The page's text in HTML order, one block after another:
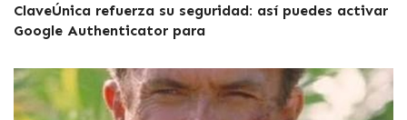
ClaveÚnica refuerza su seguridad: así puedes activar
Google Authenticator para